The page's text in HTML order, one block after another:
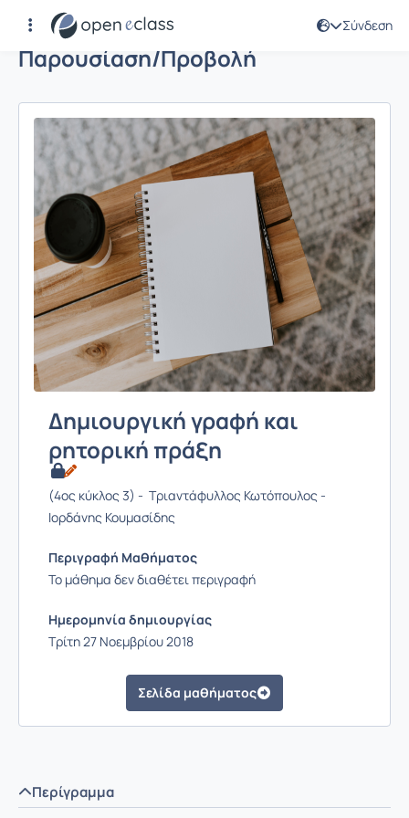
Σύνδεση
Παρουσίαση/Προβολή
Δημιουργική γραφή και
ρητορική πράξη
(4ος κύκλος 3) - Τριαντάφυλλος Κωτόπουλος -
Ιορδάνης Κουμασίδης
Περιγραφή Μαθήματος
Το μάθημα δεν διαθέτει περιγραφή
Ημερομηνία δημιουργίας
Τρίτη 27 Νοεμβρίου 2018
Σελίδα μαθήματος
Περίγραμμα